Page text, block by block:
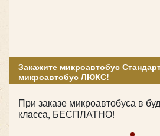
Закажите микроавтобус
микроавтобус ЛЮКС!
При заказе микроавтобуса в
класса, БЕСПЛАТНО!